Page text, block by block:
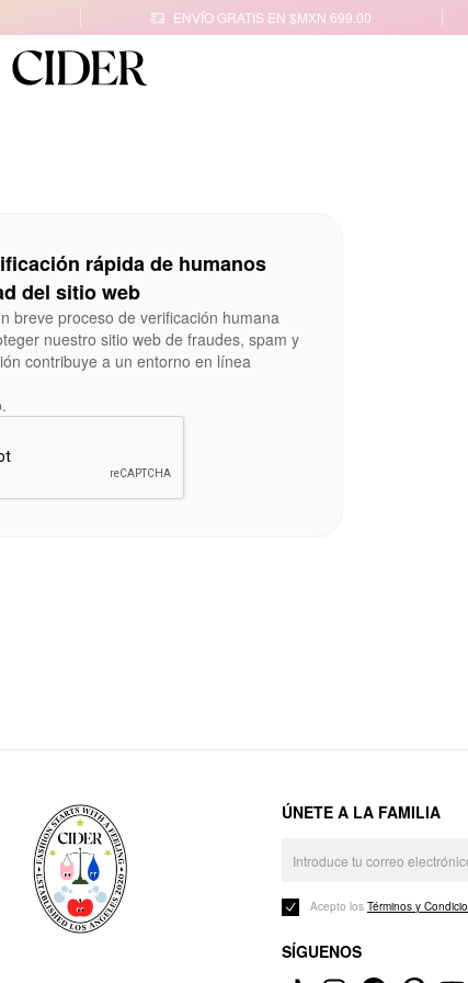
ENVÍO GRATIS EN $MXN 699.00
rápida de humanos
del sitio web
breve proceso de verificación humana
nuestro sitio web de fraudes, spam y
contribuye a un entorno en línea
ÚNETE A LA FAMILIA
Acepto los Términos y
SÍGUENOS